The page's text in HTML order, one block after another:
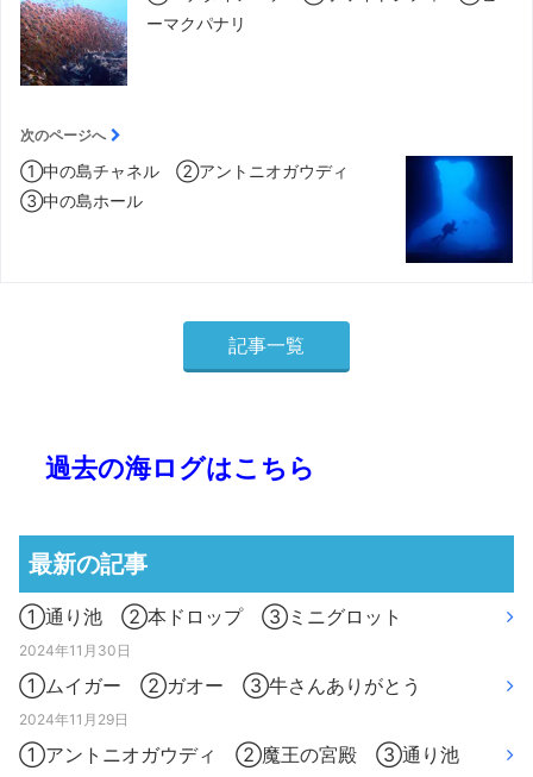
ーマクパナリ
次のページへ
①中の島チャネル ②アントニオガウディ
③中の島ホール
記事一覧
過去の海ログはこちら
最新の記事
①通り池 ②本ドロップ ③ミニグロット
2024年11月30日
①ムイガー ②ガオー ③牛さんありがとう
2024年11月29日
①アントニオガウディ ②魔王の宮殿 ③通り池